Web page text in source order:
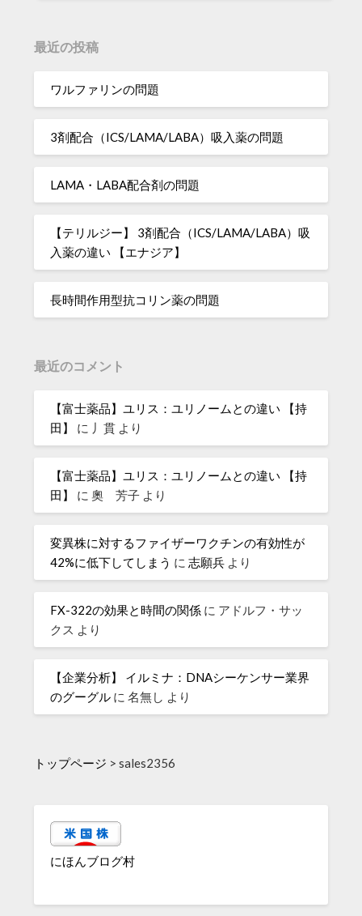
最近の投稿
ワルファリンの問題
3剤配合（ICS/LAMA/LABA）吸入薬の問題
LAMA・LABA配合剤の問題
【テリルジー】 3剤配合（ICS/LAMA/LABA）吸
入薬の違い 【エナジア】
長時間作用型抗コリン薬の問題
最近のコメント
【富士薬品】ユリス：ユリノームとの違い 【持
田】
に 丿貫 より
【富士薬品】ユリス：ユリノームとの違い 【持
田】
に奧 芳子 より
変異株に対するファイザーワクチンの有効性が
42%に低下してしまう に志願兵 より
FX-322の効果と時間の関係 に アドルフ・サッ
クス より
【企業分析】 イルミナ：DNAシーケンサー業界
のグーグル に名無し より
トップページ >sales2356
にほんブログ村